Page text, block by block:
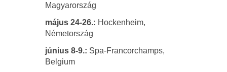
Magyarország
május 24-26.: Hockenheim,
Németország
június 8-9.: Spa-Francorchamps,
Belgium